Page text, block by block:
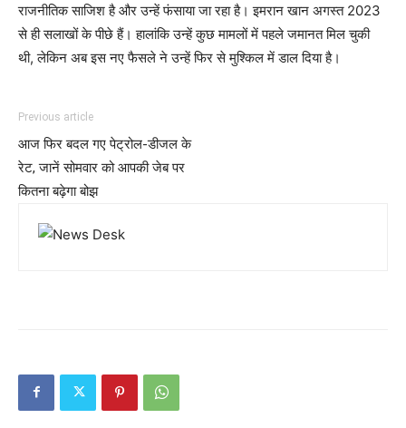
राजनीतिक साजिश है और उन्हें फंसाया जा रहा है। इमरान खान अगस्त 2023
से ही सलाखों के पीछे हैं। हालांकि उन्हें कुछ मामलों में पहले जमानत मिल चुकी
थी, लेकिन अब इस नए फैसले ने उन्हें फिर से मुश्किल में डाल दिया है।
Previous article
आज फिर बदल गए पेट्रोल-डीजल के
रेट, जानें सोमवार को आपकी जेब पर
कितना बढ़ेगा बोझ